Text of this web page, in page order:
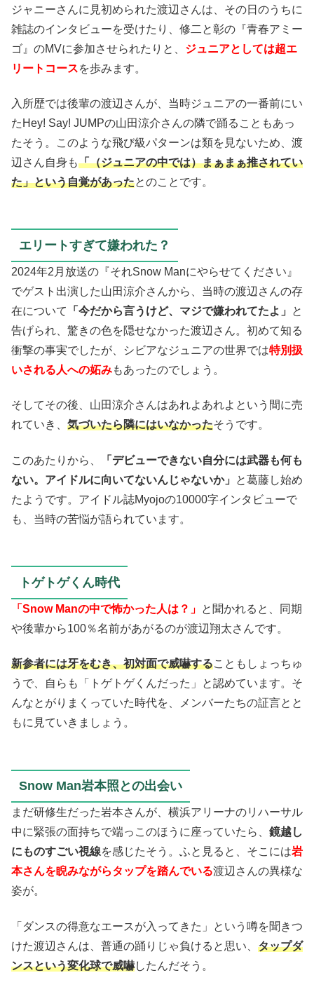
ジャニーさんに見初められた渡辺さんは、その日のうちに
雑誌のインタビューを受けたり、修二と彰の『青春アミー
ゴ』のMVに参加させられたりと、 ジュニアとしては超エ
リートコースを歩みます。
入所歴では後輩の渡辺さんが、当時ジュニアの一番前にい
たHey! Say! JUMPの山田涼介さんの隣で踊ることもあっ
たそう。このような飛び級パターンは類を見ないため、渡
辺さん自身も「（ジュニアの中では）まぁまぁ推されてい
た」という自覚があったとのことです。
エリートすぎて嫌われた？
2024年2月放送の『それSnow Manにやらせてください』
でゲスト出演した山田涼介さんから、当時の渡辺さんの存
在について
「今だから言うけど、マジで嫌われてたよ」
と
告げられ、驚きの色を隠せなかった渡辺さん。初めて知る
衝撃の事実でしたが、シビアなジュニアの世界では特別扱
いされる人への妬みもあったのでしょう。
そしてその後、山田涼介さんはあれよあれよという間に売
れていき、 気づいたら隣にはいなかったそうです。
このあたりから、
「デビューできない自分には武器も何も
ない。アイドルに向いてないんじゃないか」
と葛藤し始め
たようです。アイドル誌Myojoの10000字インタビューで
も、当時の苦悩が語られています。
トゲトゲくん時代
「Snow Manの中で怖かった人は？」 と聞かれると、同期
や後輩から100％名前があがるのが渡辺翔太さんです。
新参者には牙をむき、初対面で威嚇することもしょっちゅ
うで、自らも「トゲトゲくんだった」と認めています。そ
んなとがりまくっていた時代を、メンバーたちの証言とと
もに見ていきましょう。
Snow Man岩本照との出会い
まだ研修生だった岩本さんが、横浜アリーナのリハーサル
中に緊張の面持ちで端っこのほうに座っていたら、 鏡越し
にものすごい視線を感じたそう。ふと見ると、そこには岩
本さんを睨みながらタップを踏んでいる渡辺さんの異様な
姿が。
「ダンスの得意なエースが入ってきた」という噂を聞きつ
けた渡辺さんは、普通の踊りじゃ負けると思い、 タップダ
ンスという変化球で威嚇したんだそう。